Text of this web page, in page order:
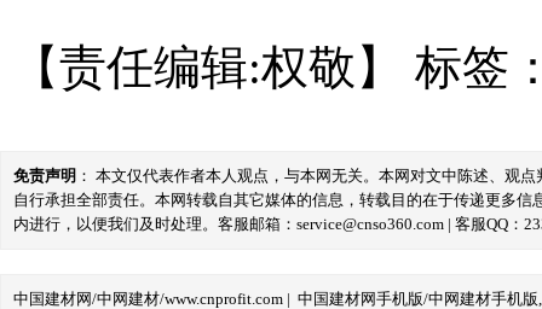
【责任编辑:权敬】 标签
免责声明 ： 本文仅代表作者本人观点，与本网无关。本网对文中陈述、观
自行承担全部责任。本网转载自其它媒体的信息，转载目的在于传递更多
内进行，以便我们及时处理。客服邮箱：service@cnso360.com | 客服QQ：
中国建材网/中网建材/www.cnprofit.com | 中国建材网手机版/中网建材手机版